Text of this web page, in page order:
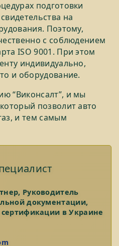
подготовки
на
Поэтому,
с соблюдением
ISO 9001. При этом
индивидуально,
и оборудование.
“Виконсалт”, и мы
позволит авто
и тем самым
Руководитель
документации,
в Украине